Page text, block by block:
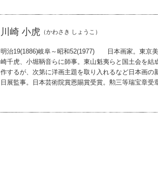
川崎 小虎 （かわさき しょうこ）
明治19(1886)岐阜～昭和52(1977) 日本画家。東京美
崎千虎、小堀鞆音らに師事。東山魁夷らと国土会を結
作するが、次第に洋画主題を取り入れるなど日本画の
日展監事。日本芸術院賞恩賜賞受賞。勲三等瑞宝章受